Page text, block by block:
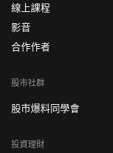
線上課程
影音
合作作者
股市社群
股市爆料同學會
投資理財